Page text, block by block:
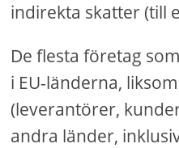
indirekta skatter (till
De flesta företag
i EU-länderna,
(leverantörer,
andra länder,